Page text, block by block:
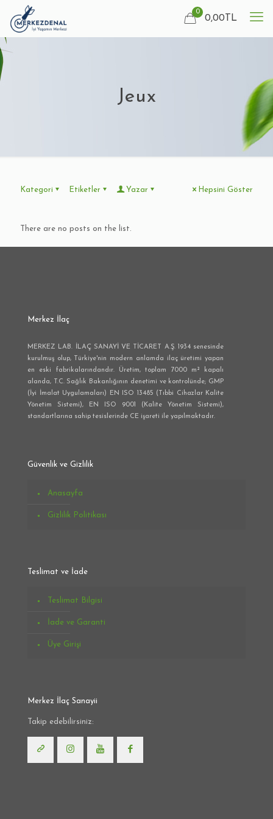
0
0,00 TL
Jeux
Kategori Etiketler Yazar Hepsini Göster
There are no posts on the list.
Merkez İlaç
MERKEZ LAB. İLAÇ SANAYİ VE TİCARET A.Ş. 1934 senesinde
kurulmuş olup, Türkiye'nin modern anlamda ilaç üretimi yapan
en eski fabrikalarındandır. Üretim, toplam 7000 m² kapalı
alanda, T.C. Sağlık Bakanlığının denetimi ve kontrolünde; GMP
(İyi İmalat Uygulamaları) EN ISO 13485 (Tıbbi Cihazlar Kalite
Yönetim Sistemi), EN ISO 9001 (Kalite Yönetim Sistemi),
standartlarına sahip tesislerinde CE işareti ile yapılmaktadır.
Güvenlik ve Gizlilik
Anasayfa
Gizlilik Politikası
Teslimat ve İade
Teslimat Bilgisi
İade ve Garanti
Üye Girişi
Merkez İlaç Sanayii
Takip edebilirsiniz: